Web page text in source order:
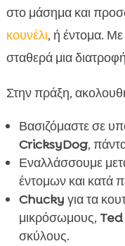
στο μάσημα και
κουνέλι, ή έντομα.
σταθερά μια διατροφή
Στην πράξη,
Βασιζόμαστε σε
CricksyDog,
Εναλλάσσουμε
έντομων και κατά
Chucky για τα
μικρόσωμους, Ted
σκύλους.